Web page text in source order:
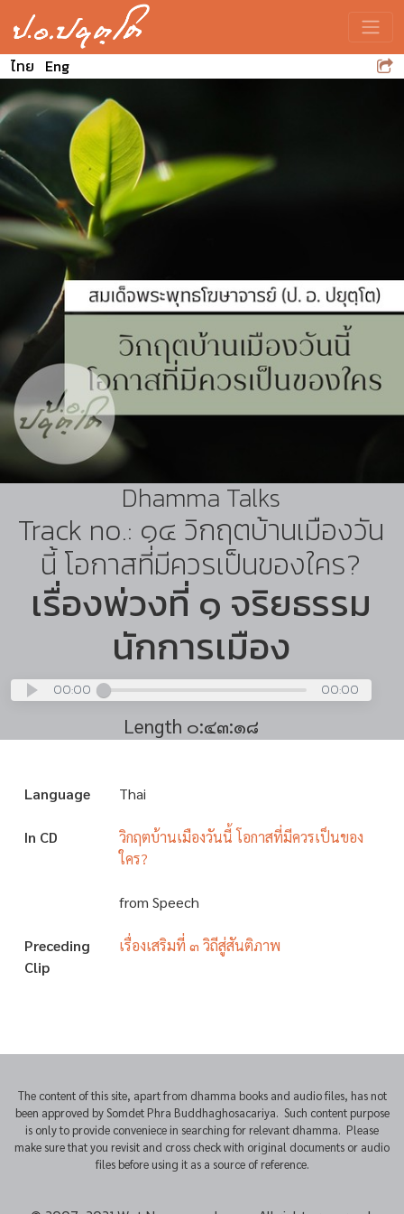
ไทย Eng
Dhamma Talks
Track no.: ๑๔ วิกฤตบ้านเมืองวัน
นี้ โอกาสที่มีควรเป็นของใคร?
เรื่องพ่วงที่ ๑ จริยธรรม
นักการเมือง
00:00 00:00
Length ๐:๔๓:๑๘
Language Thai
In CD
วิกฤตบ้านเมืองวันนี้ โอกาสที่มีควรเป็นของ
ใคร?
from Speech
Preceding
Clip
เรื่องเสริมที่ ๓ วิถีสู่สันติภาพ
The content of this site, apart from dhamma books and audio files, has not
been approved by Somdet Phra Buddhaghosacariya. Such content purpose
is only to provide conveniece in searching for relevant dhamma. Please
make sure that you revisit and cross check with original documents or audio
files before using it as a source of reference.